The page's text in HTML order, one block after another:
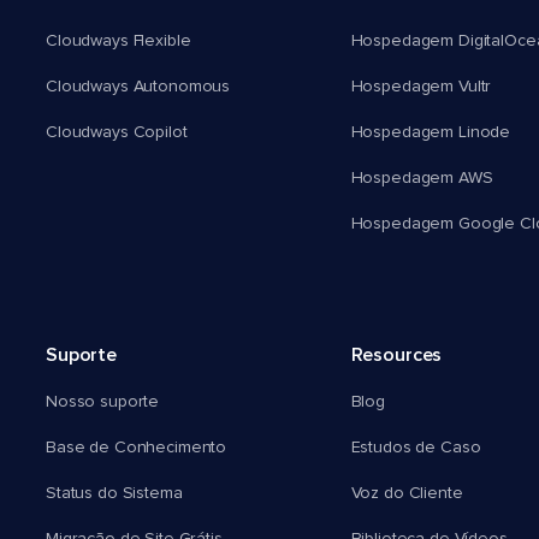
Cloudways Flexible
Cloudways Autonomous
Cloudways Copilot
Hospedagem
Hospedagem Vultr
Hospedagem Linode
Hospedagem AWS
Hospedagem Google
Suporte
Nosso suporte
Base de Conhecimento
Status do Sistema
Resources
Blog
Estudos de Caso
Voz do Cliente